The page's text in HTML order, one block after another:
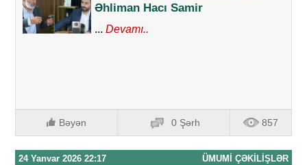
Əhliman Hacı Samir
... Devamı..
Bəyən 0 Şərh 857
24 Yanvar 2026 22:17 ÜMUMI ÇƏKILIŞLƏR